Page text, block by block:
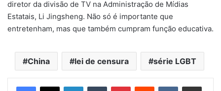
diretor da divisão de TV na Administração de Mídias
Estatais, Li Jingsheng. Não só é importante que
entretenham, mas que também cumpram função educativa.
China lei de censura série LGBT
LinkedinTumblr PinterestReddit VK Compartilhar via e-mail